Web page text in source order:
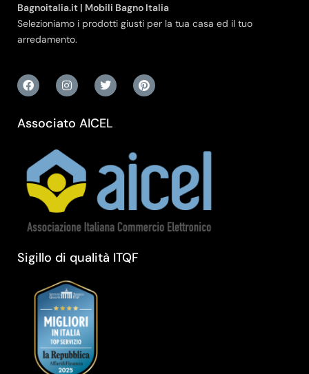
Bagnoitalia.it | Mobili Bagno Italia
Selezioniamo i prodotti giusti per la tua casa ed il tuo
arredamento.
Associato AICEL
Sigillo di qualità ITQF